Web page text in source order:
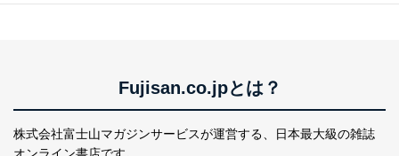
Fujisan.co.jpとは？
株式会社富士山マガジンサービスが運営する、
日本最大級の雑誌
オンライン書店です。